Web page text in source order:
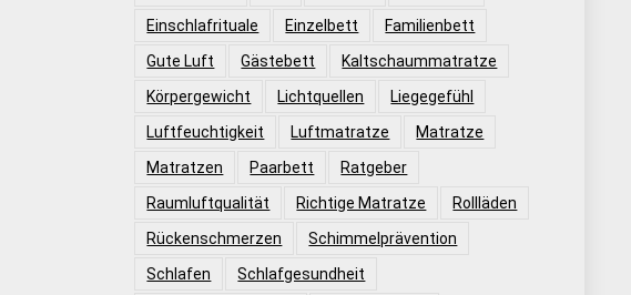
Einschlafrituale
Einzelbett
Familienbett
Gute Luft
Gästebett
Kaltschaummatratze
Körpergewicht
Lichtquellen
Liegegefühl
Luftfeuchtigkeit
Luftmatratze
Matratze
Matratzen
Paarbett
Ratgeber
Raumluftqualität
Richtige Matratze
Rollläden
Rückenschmerzen
Schimmelprävention
Schlafen
Schlafgesundheit